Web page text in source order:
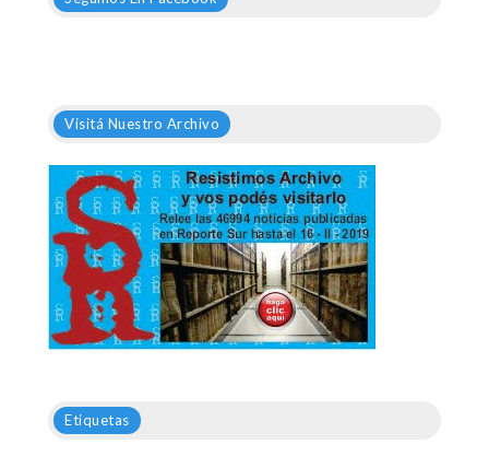
Visitá Nuestro Archivo
Etiquetas